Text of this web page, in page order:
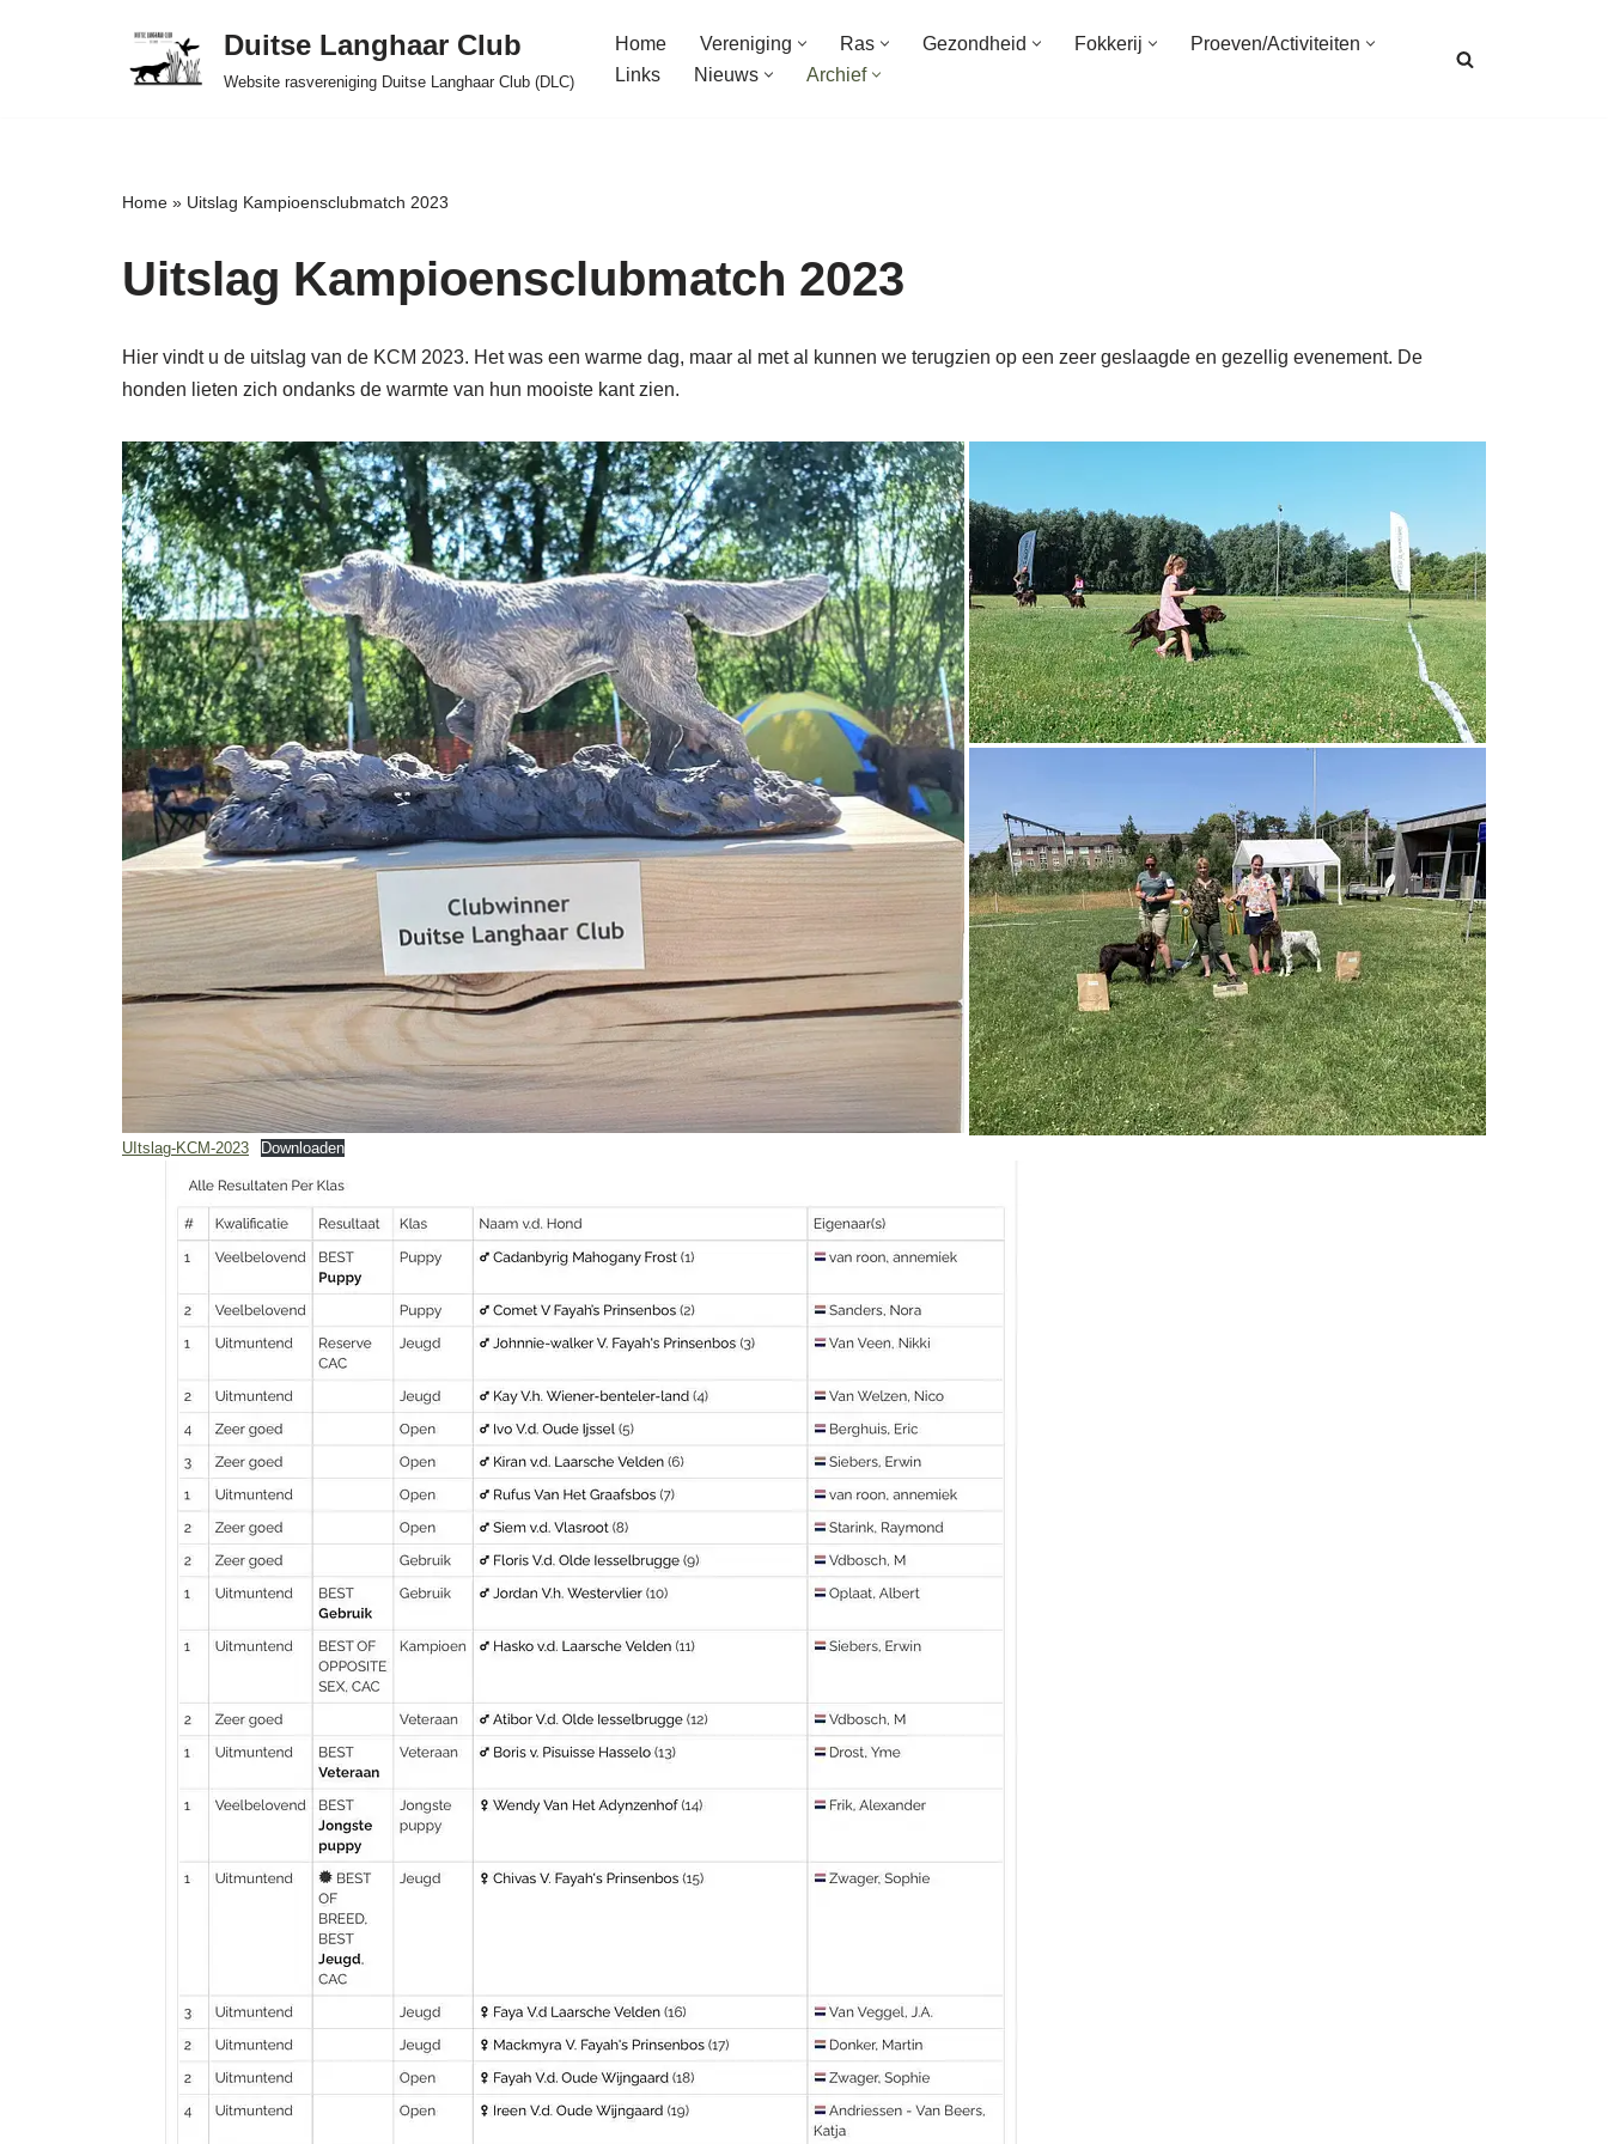
Duitse Langhaar Club
Website rasvereniging Duitse Langhaar Club (DLC)
Home Vereniging Ras Gezondheid Fokkerij
Proeven/Activiteiten
Links
Nieuws Archief
Home » Uitslag Kampioensclubmatch 2023
Uitslag Kampioensclubmatch 2023
Hier vindt u de uitslag van de KCM 2023. Het was een warme dag, maar al met al kunnen we terugzien op een zeer geslaagde en gezellig evenement. De
honden lieten zich ondanks de warmte van hun mooiste kant zien.
UItslag-KCM-2023 Downloaden